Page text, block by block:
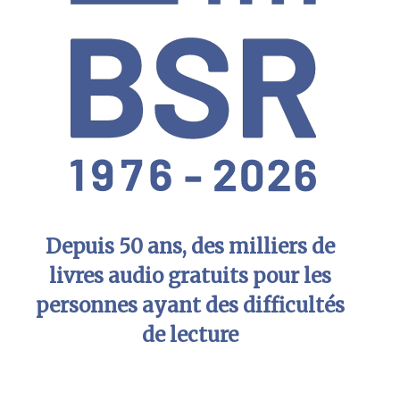
Depuis 50 ans, des milliers de
livres audio gratuits pour les
personnes ayant des difficultés
de lecture